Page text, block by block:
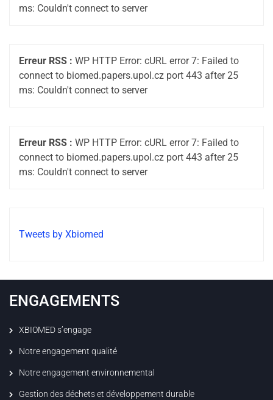
ms: Couldn't connect to server
Erreur RSS : WP HTTP Error: cURL error 7: Failed to
connect to biomed.papers.upol.cz port 443 after 25
ms: Couldn't connect to server
Erreur RSS : WP HTTP Error: cURL error 7: Failed to
connect to biomed.papers.upol.cz port 443 after 25
ms: Couldn't connect to server
Tweets by Xbiomed
ENGAGEMENTS
XBIOMED s’engage
Notre engagement qualité
Notre engagement environnemental
Gestion des déchets et développement durable